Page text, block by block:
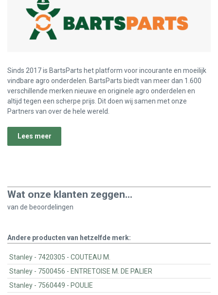
Sinds 2017 is BartsParts het platform voor incourante en moeilijk
vindbare agro onderdelen. BartsParts biedt van meer dan 1.600
verschillende merken nieuwe en originele agro onderdelen en
altijd tegen een scherpe prijs. Dit doen wij samen met onze
Partners van over de hele wereld.
Lees meer
Wat onze klanten zeggen...
van de beoordelingen
Andere producten van hetzelfde merk:
Stanley - 7420305 - COUTEAU M.
Stanley - 7500456 - ENTRETOISE M. DE PALIER
Stanley - 7560449 - POULIE